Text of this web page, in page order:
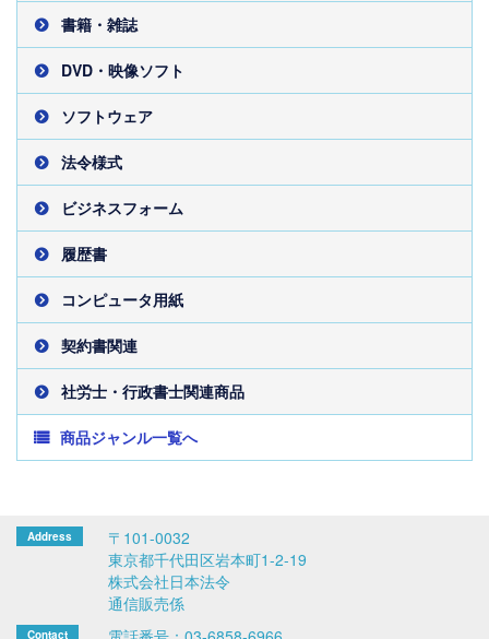
書籍・雑誌
DVD・映像ソフト
ソフトウェア
法令様式
ビジネスフォーム
履歴書
コンピュータ用紙
契約書関連
社労士・行政書士関連商品
商品ジャンル一覧へ
〒101-0032
東京都千代田区岩本町1-2-19
株式会社日本法令
通信販売係